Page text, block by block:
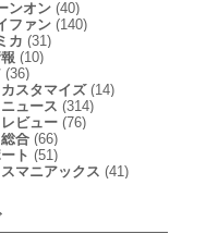
ンオン(40)
ファン(140)
カ (31)
(10)
(36)
スタマイズ(14)
ュース (314)
ビュー(76)
合(66)
ト (51)
マニアックス (41)